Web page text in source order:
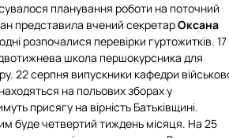
планування роботи на поточний
представила вчений секретарОксана
розпочалися перевірки гуртожитків. 17
школа першокурсника для
22 серпня випускники кафедри
на польових зборах у
присягу на вірність Батьківщині.
буде четвертий тиждень місяця. На 25